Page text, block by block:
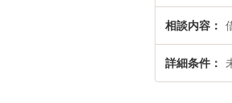
相談内容
詳細条件